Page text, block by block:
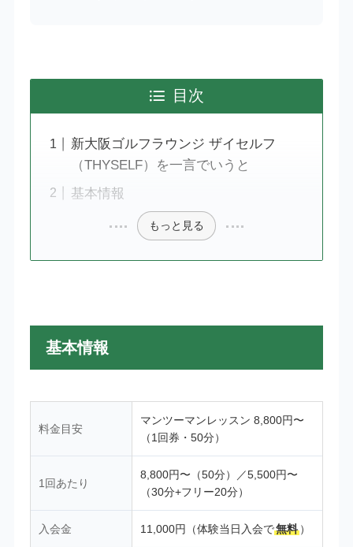
目次
新大阪ゴルフラウンジ ザイセルフ
（THYSELF）を一言でいうと
基本情報
もっと見る
基本情報
料金目安
マンツーマンレッスン 8,800円〜
（1回券・50分）
1回あたり
8,800円〜（50分）／5,500円〜
（30分+フリー20分）
入会金 11,000円（体験当日入会で無料）